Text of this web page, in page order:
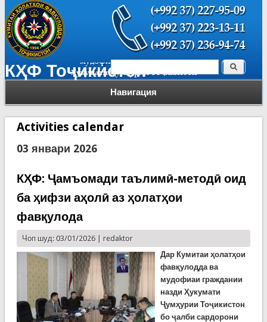
КҲФ Тоҷикистон
Навигация
Форма поиска Поиск
Activities calendar
03 январи 2026
КҲФ: Ҷамъомади таълимӣ-методӣ оид
ба ҳифзи аҳолӣ аз ҳолатҳои
фавқулода
Чоп шуд: 03/01/2026 | redaktor
Дар Кумитаи ҳолатҳои
фавқулодда ва
мудофиаи граждании
назди Ҳукумати
Ҷумҳурии Тоҷикистон
бо ҷалби сардорони